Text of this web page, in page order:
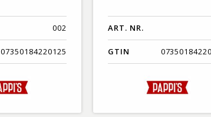
002
07350184220125
ART. NR.
GTIN